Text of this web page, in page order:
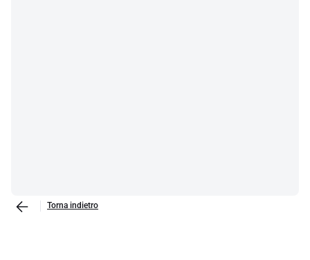
Torna indietro